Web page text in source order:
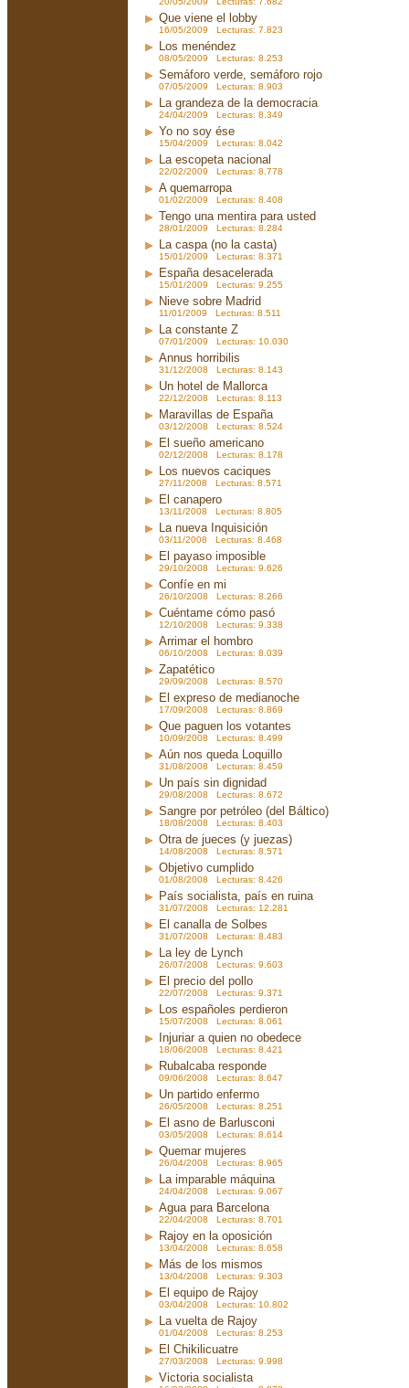
Que viene el lobby
16/05/2009 Lecturas: 7.823
Los menéndez
08/05/2009 Lecturas: 8.253
Semáforo verde, semáforo rojo
07/05/2009 Lecturas: 8.903
La grandeza de la democracia
24/04/2009 Lecturas: 8.349
Yo no soy ése
15/04/2009 Lecturas: 8.042
La escopeta nacional
22/02/2009 Lecturas: 8.778
A quemarropa
01/02/2009 Lecturas: 8.408
Tengo una mentira para usted
28/01/2009 Lecturas: 8.284
La caspa (no la casta)
15/01/2009 Lecturas: 8.371
España desacelerada
15/01/2009 Lecturas: 9.255
Nieve sobre Madrid
11/01/2009 Lecturas: 8.511
La constante Z
07/01/2009 Lecturas: 10.030
Annus horribilis
31/12/2008 Lecturas: 8.143
Un hotel de Mallorca
22/12/2008 Lecturas: 8.113
Maravillas de España
03/12/2008 Lecturas: 8.524
El sueño americano
02/12/2008 Lecturas: 8.178
Los nuevos caciques
27/11/2008 Lecturas: 8.571
El canapero
13/11/2008 Lecturas: 8.805
La nueva Inquisición
03/11/2008 Lecturas: 8.468
El payaso imposible
29/10/2008 Lecturas: 9.626
Confíe en mi
26/10/2008 Lecturas: 8.266
Cuéntame cómo pasó
12/10/2008 Lecturas: 9.338
Arrimar el hombro
06/10/2008 Lecturas: 8.039
Zapatético
29/09/2008 Lecturas: 8.570
El expreso de medianoche
17/09/2008 Lecturas: 8.869
Que paguen los votantes
10/09/2008 Lecturas: 8.499
Aún nos queda Loquillo
31/08/2008 Lecturas: 8.459
Un país sin dignidad
29/08/2008 Lecturas: 8.672
Sangre por petróleo (del Báltico)
18/08/2008 Lecturas: 8.403
Otra de jueces (y juezas)
14/08/2008 Lecturas: 8.571
Objetivo cumplido
01/08/2008 Lecturas: 8.426
País socialista, país en ruina
31/07/2008 Lecturas: 12.281
El canalla de Solbes
31/07/2008 Lecturas: 8.483
La ley de Lynch
26/07/2008 Lecturas: 9.603
El precio del pollo
22/07/2008 Lecturas: 9.371
Los españoles perdieron
15/07/2008 Lecturas: 8.061
Injuriar a quien no obedece
18/06/2008 Lecturas: 8.421
Rubalcaba responde
09/06/2008 Lecturas: 8.647
Un partido enfermo
26/05/2008 Lecturas: 8.251
El asno de Barlusconi
03/05/2008 Lecturas: 8.614
Quemar mujeres
26/04/2008 Lecturas: 8.965
La imparable máquina
24/04/2008 Lecturas: 9.067
Agua para Barcelona
22/04/2008 Lecturas: 8.701
Rajoy en la oposición
13/04/2008 Lecturas: 8.658
Más de los mismos
13/04/2008 Lecturas: 9.303
El equipo de Rajoy
03/04/2008 Lecturas: 10.802
La vuelta de Rajoy
01/04/2008 Lecturas: 8.253
El Chikilicuatre
27/03/2008 Lecturas: 9.998
Victoria socialista